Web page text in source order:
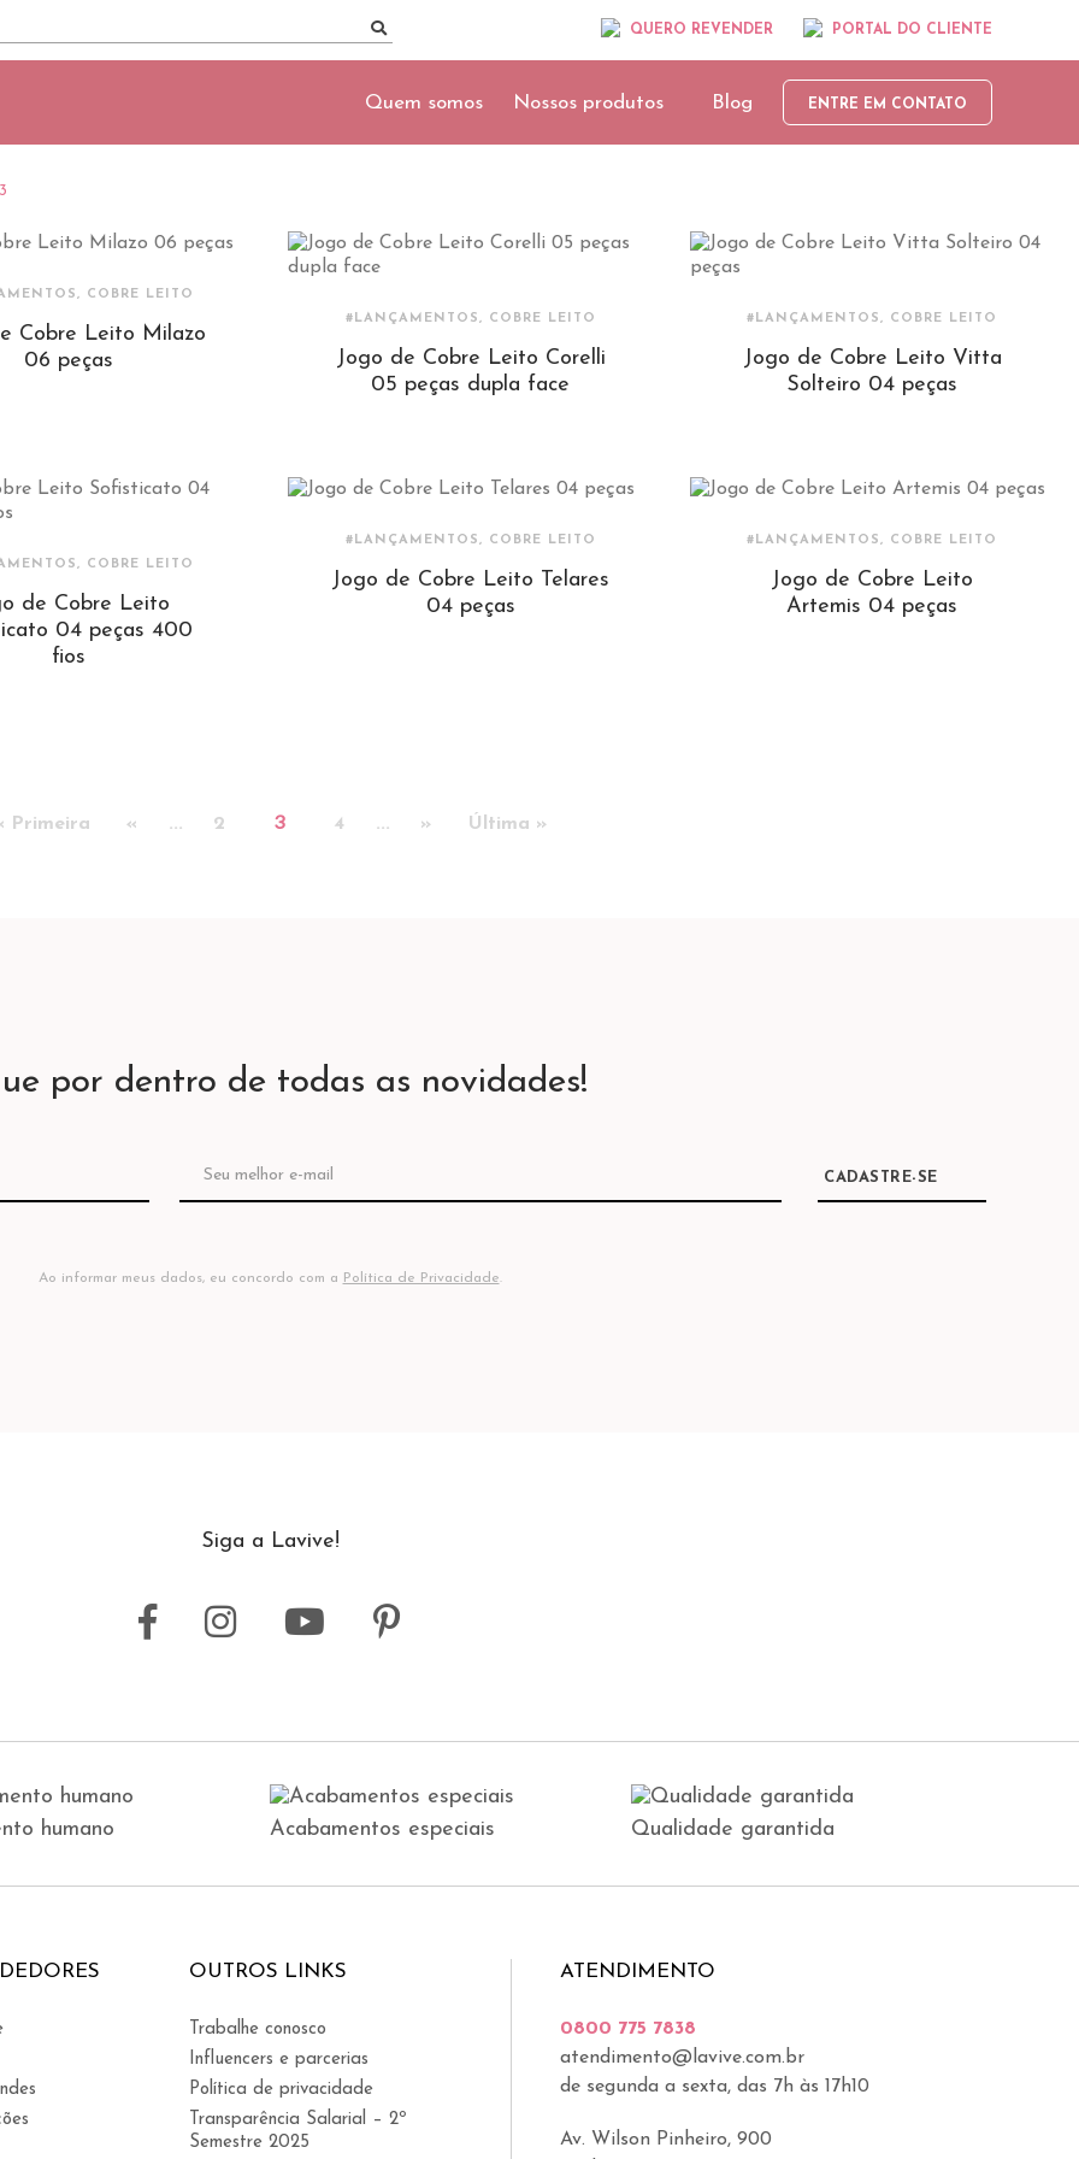
QUERO REVENDER PORTAL DO CLIENTE
Quem somos Nossos produtos Blog ENTRE EM CONTATO
COBRE LEITO
Cobre Leito Milazo
06 peças
#LANÇAMENTOS, COBRE LEITO
Jogo de Cobre Leito Corelli
05 peças dupla face
#LANÇAMENTOS, COBRE LEITO
Jogo de Cobre Leito Vitta
Solteiro 04 peças
COBRE LEITO
de Cobre Leito
04 peças 400
fios
#LANÇAMENTOS, COBRE LEITO
Jogo de Cobre Leito Telares
04 peças
#LANÇAMENTOS, COBRE LEITO
Jogo de Cobre Leito
Artemis 04 peças
Primeira « ... 2 3 4 ... » Última »
por dentro de todas as novidades!
CADASTRE-SE
Ao informar meus dados, eu concordo com a Política de Privacidade.
Siga a Lavive!
humano Acabamentos especiais Qualidade garantida
OUTROS LINKS
Trabalhe conosco
Influencers e parcerias
Política de privacidade
Transparência Salarial – 2º
Semestre 2025
ATENDIMENTO
0800 775 7838
atendimento@lavive.com.br
de segunda a sexta, das 7h às 17h10
Av. Wilson Pinheiro, 900